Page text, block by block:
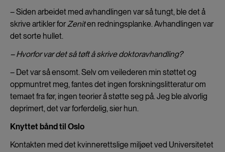
– Siden arbeidet med avhandlingen var så tungt, ble det å
skrive artikler forZeniten redningsplanke. Avhandlingen var
det sorte hullet.
– Hvorfor var det så tøft å skrive doktoravhandling?
­– Det var så ensomt. Selv om veilederen min støttet og
oppmuntret meg, fantes det ingen forskningslitteratur om
temaet fra før, ingen teorier å støtte seg på. Jeg ble alvorlig
deprimert, det var forferdelig, sier hun.
Knyttet bånd til Oslo
Kontakten med det kvinnerettslige miljøet ved Universitetet